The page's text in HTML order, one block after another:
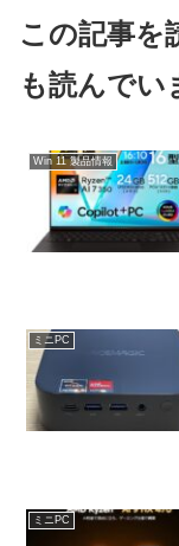
この記事を
も読んでい
Win 11 製品情報
ミニPC
ミニPC